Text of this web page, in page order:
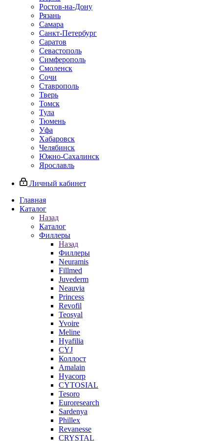
Ростов-на-Дону
Рязань
Самара
Санкт-Петербург
Саратов
Севастополь
Симферополь
Смоленск
Сочи
Ставрополь
Тверь
Томск
Тула
Тюмень
Уфа
Хабаровск
Челябинск
Южно-Сахалинск
Ярославль
Личный кабинет
Главная
Каталог
Назад
Каталог
Филлеры
Назад
Филлеры
Neuramis
Fillmed
Juvederm
Neauvia
Princess
Revofil
Teosyal
Yvoire
Meline
Hyafilia
CYJ
Коллост
Amalain
Hyacorp
CYTOSIAL
Tesoro
Euroresearch
Sardenya
Phillex
Revanesse
CRYSTAL